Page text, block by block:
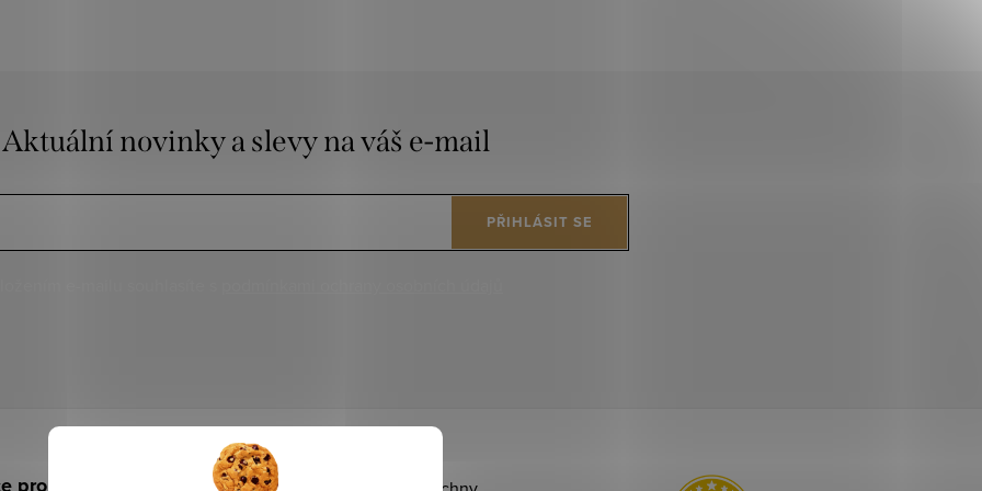
Aktuální novinky a slevy na váš e-mail
PŘIHLÁSIT SE